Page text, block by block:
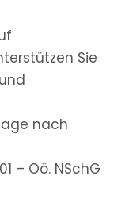
Sie
nach
– Oö. NSchG